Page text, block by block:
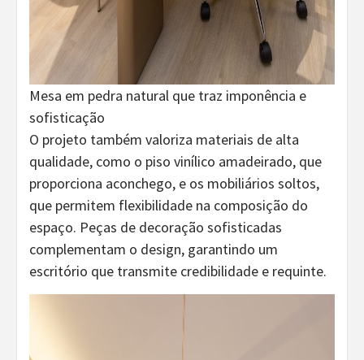
Mesa em pedra natural que traz imponência e
sofisticação
O projeto também valoriza materiais de alta
qualidade, como o piso vinílico amadeirado, que
proporciona aconchego, e os mobiliários soltos,
que permitem flexibilidade na composição do
espaço. Peças de decoração sofisticadas
complementam o design, garantindo um
escritório que transmite credibilidade e requinte.